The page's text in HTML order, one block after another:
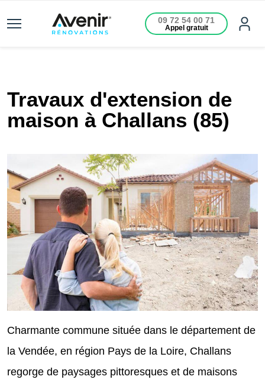
09 72 54 00 71
Appel gratuit
Travaux d'extension de
maison à Challans (85)
Charmante commune située dans le département de
la Vendée, en région Pays de la Loire, Challans
regorge de paysages pittoresques et de maisons